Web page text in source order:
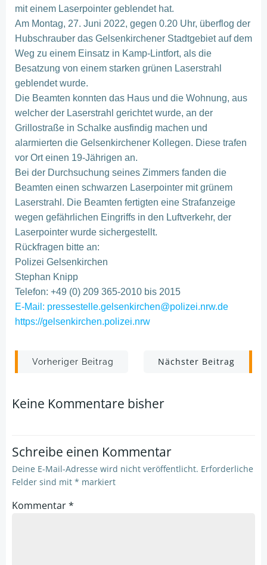
mit einem Laserpointer geblendet hat.
Am Montag, 27. Juni 2022, gegen 0.20 Uhr, überflog der
Hubschrauber das Gelsenkirchener Stadtgebiet auf dem
Weg zu einem Einsatz in Kamp-Lintfort, als die
Besatzung von einem starken grünen Laserstrahl
geblendet wurde.
Die Beamten konnten das Haus und die Wohnung, aus
welcher der Laserstrahl gerichtet wurde, an der
Grillostraße in Schalke ausfindig machen und
alarmierten die Gelsenkirchener Kollegen. Diese trafen
vor Ort einen 19-Jährigen an.
Bei der Durchsuchung seines Zimmers fanden die
Beamten einen schwarzen Laserpointer mit grünem
Laserstrahl. Die Beamten fertigten eine Strafanzeige
wegen gefährlichen Eingriffs in den Luftverkehr, der
Laserpointer wurde sichergestellt.
Rückfragen bitte an:
Polizei Gelsenkirchen
Stephan Knipp
Telefon: +49 (0) 209 365-2010 bis 2015
E-Mail: pressestelle.gelsenkirchen@polizei.nrw.de
https://gelsenkirchen.polizei.nrw
Post
navigation
Vorheriger Beitrag
Post
navigation
Nächster Beitrag
Keine Kommentare bisher
Schreibe einen Kommentar
Deine E-Mail-Adresse wird nicht veröffentlicht. Erforderliche
Felder sind mit * markiert
Kommentar*